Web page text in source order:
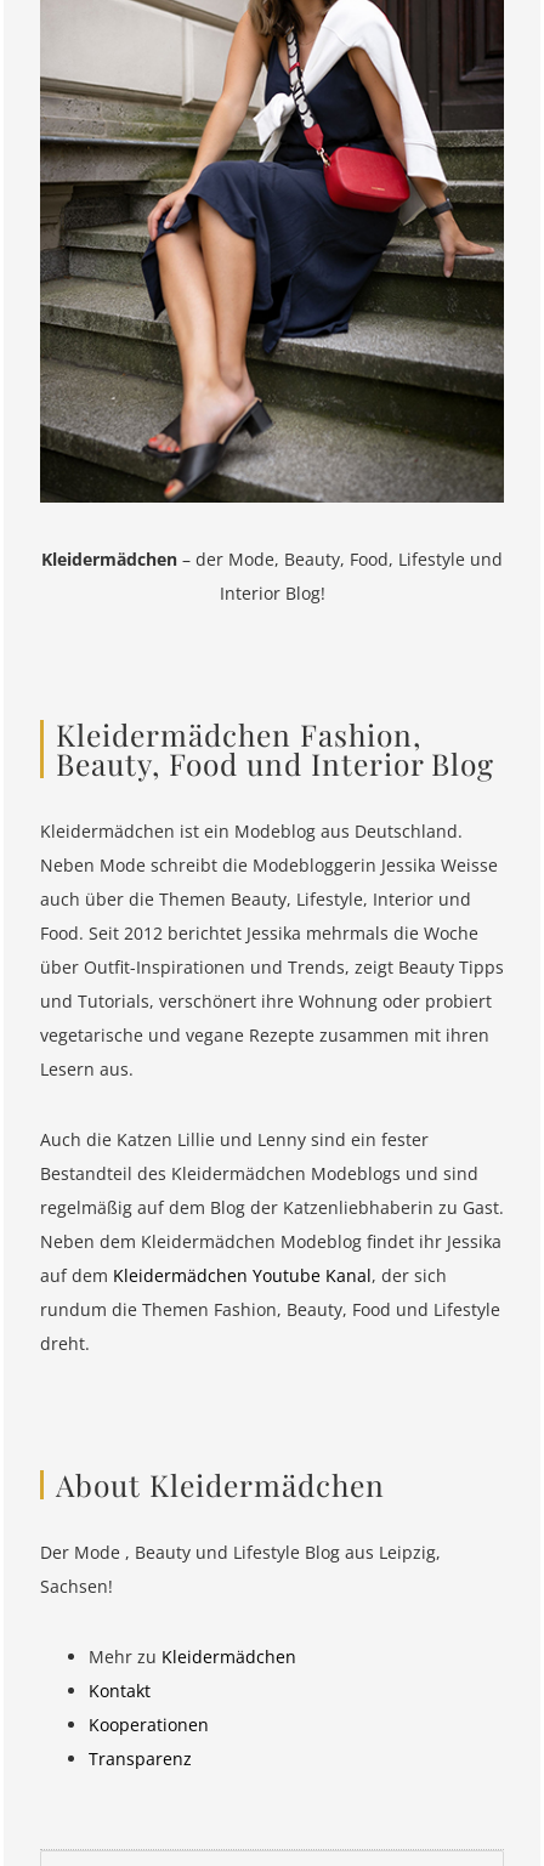
Kleidermädchen – der Mode, Beauty, Food, Lifestyle und
Interior Blog!
Kleidermädchen Fashion,
Beauty, Food und Interior Blog
Kleidermädchen ist ein Modeblog aus Deutschland.
Neben Mode schreibt die Modebloggerin Jessika Weisse
auch über die Themen Beauty, Lifestyle, Interior und
Food. Seit 2012 berichtet Jessika mehrmals die Woche
über Outfit-Inspirationen und Trends, zeigt Beauty Tipps
und Tutorials, verschönert ihre Wohnung oder probiert
vegetarische und vegane Rezepte zusammen mit ihren
Lesern aus.
Auch die Katzen Lillie und Lenny sind ein fester
Bestandteil des Kleidermädchen Modeblogs und sind
regelmäßig auf dem Blog der Katzenliebhaberin zu Gast.
Neben dem Kleidermädchen Modeblog findet ihr Jessika
auf dem Kleidermädchen Youtube Kanal, der sich
rundum die Themen Fashion, Beauty, Food und Lifestyle
dreht.
About Kleidermädchen
Der Mode , Beauty und Lifestyle Blog aus Leipzig,
Sachsen!
Mehr zu Kleidermädchen
Kontakt
Kooperationen
Transparenz